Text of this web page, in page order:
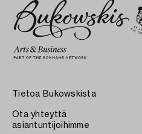
Tietoa Bukowskista
Ota yhteyttä
asiantuntijoihimme